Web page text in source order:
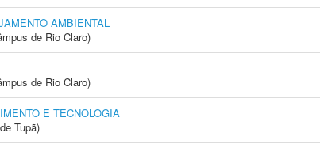
AMBIENTAL
de Rio Claro)
de Rio Claro)
E TECNOLOGIA
Tupã)